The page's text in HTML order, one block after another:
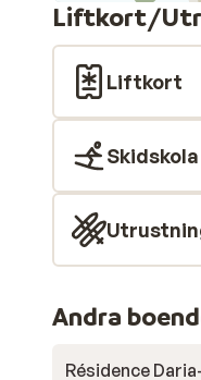
Liftkort/
Liftkort
Skidskola
Andra
Résidence